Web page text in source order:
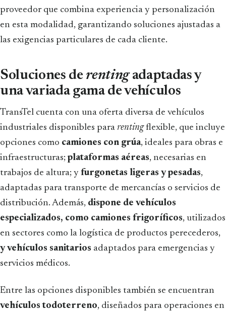
proveedor que combina experiencia y personalización
en esta modalidad, garantizando soluciones ajustadas a
las exigencias particulares de cada cliente.
Soluciones derentingadaptadas y
una variada gama de vehículos
TransTel cuenta con una oferta diversa de vehículos
industriales disponibles para rentingflexible, que incluye
opciones como camiones con grúa, ideales para obras e
infraestructuras;plataformas aéreas, necesarias en
trabajos de altura; y furgonetas ligeras y pesadas,
adaptadas para transporte de mercancías o servicios de
distribución. Además, dispone de vehículos
especializados, como camiones frigoríficos, utilizados
en sectores como la logística de productos perecederos,
y vehículos sanitarios adaptados para emergencias y
servicios médicos.
Entre las opciones disponibles también se encuentran
vehículos todoterreno, diseñados para operaciones en